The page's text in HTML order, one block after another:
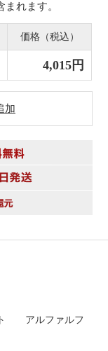
れます。
価格（税込）
4,015円
加
アルファルフ